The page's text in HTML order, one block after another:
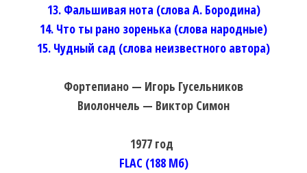
13. Фальшивая нота (слова А. Бородина)
14. Что ты рано зоренька (слова народные)
15. Чудный сад (слова неизвестного автора)
Фортепиано — Игорь Гусельников
Виолончель — Виктор Симон
1977 год
FLAC (188 Мб)